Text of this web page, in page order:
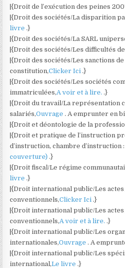
|{Droit de l’exécution des peines
|{Droit des sociétés/La disparition
livre.}
|{Droit des sociétés/La SARL
|{Droit des sociétés/Les difficultés
|{Droit des sociétés/Les sanctions
constitution,Clicker Ici.}
|{Droit des sociétés/Les sociétés
immatriculées,A voir et à lire..}
|{Droit du travail/La représentation
salariés,Ouvrage. A emprunter en
|{Droit et déontologie de la
|{Droit et pratique de l’instruction
d’instruction, chambre d’instruction
couverture).}
|{Droit fiscal/Le régime
livre.}
|{Droit international public/Les
conventionnels,Clicker Ici.}
|{Droit international public/Les
conventionnels,A voir et à lire..}
|{Droit international public/Les
internationales,Ouvrage. A
|{Droit international public/Les
international,Le livre.}